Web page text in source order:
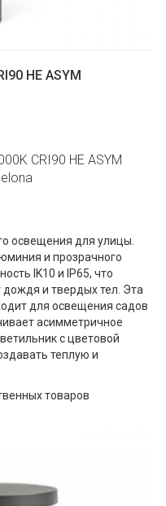
HE ASYM
CRI90 HE ASYM
освещения для улицы.
и прозрачного
IK10 и IP65, что
и твердых тел. Эта
для освещения садов
асимметричное
с цветовой
теплую и
товаров